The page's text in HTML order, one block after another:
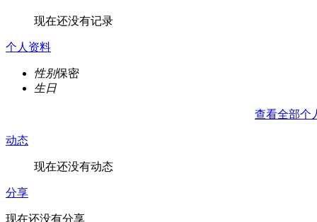
现在还没有记录
个人资料
性别保密
生日
查看全部个
动态
现在还没有动态
分享
现在还没有分享